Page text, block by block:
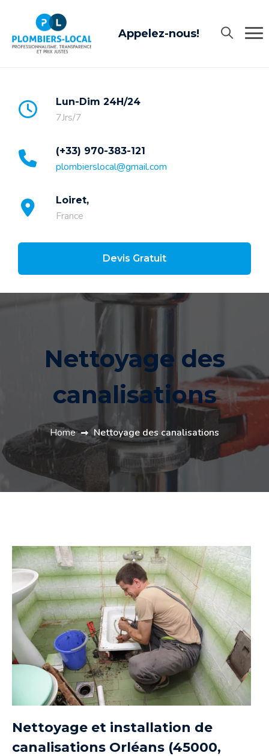
Appelez-nous!
Lun-Dim 24H/24
7Jrs/7
(+33) 970-383-121
plombierslocal@gmail.com
Loiret,
France
Devis Gratuit
Nettoyage des
canalisations
Home Nettoyage des canalisations
Nettoyage et installation de
canalisations Orléans (45000,